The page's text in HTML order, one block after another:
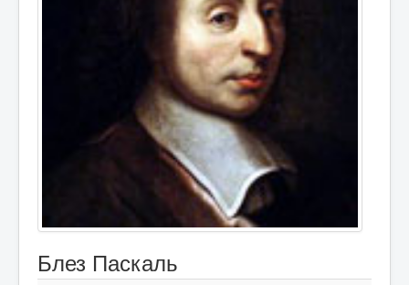
Блез Паскаль